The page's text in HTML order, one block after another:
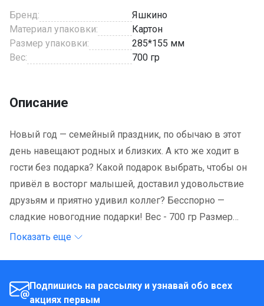
Бренд:
Яшкино
Материал упаковки:
Картон
Размер упаковки:
285*155 мм
Вес:
700 гр
Описание
Новый год — семейный праздник, по обычаю в этот
день навещают родных и близких. А кто же ходит в
гости без подарка? Какой подарок выбрать, чтобы он
привёл в восторг малышей, доставил удовольствие
друзьям и приятно удивил коллег? Бесспорно —
сладкие новогодние подарки! Вес - 700 гр Размер
упаковки - 28,5*15,5 см Материал упаковки - картон.
производитель - Россия Вложение: набор для
изготовления открытки. Состав подарка см. на фото.
Показать еще
Подпишись на рассылку и узнавай обо всех
акциях первым